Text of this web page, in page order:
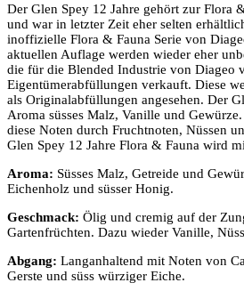
Der Glen Spey 12 Jahre gehört zur Flora
und war in letzter Zeit eher selten
inoffizielle Flora & Fauna Serie von
aktuellen Auflage werden wieder eher
die für die Blended Industrie von Diageo
Eigentümerabfüllungen verkauft. Diese
als Originalabfüllungen angesehen. Der
Aroma süsses Malz, Vanille und
diese Noten durch Fruchtnoten, Nüssen
Glen Spey 12 Jahre Flora & Fauna wird
Aroma: Süsses Malz, Getreide und
Eichenholz und süsser Honig.
Geschmack: Ölig und cremig auf der
Gartenfrüchten. Dazu wieder Vanille,
Abgang: Langanhaltend mit Noten von
Gerste und süss würziger Eiche.